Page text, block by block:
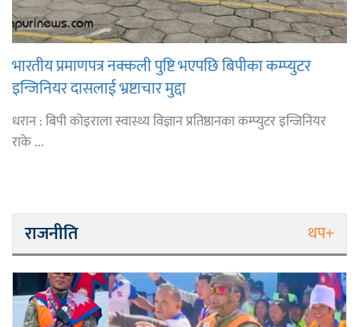
भारतीय प्रमाणपत्र नक्कली पुष्टि भएपछि बिपीका कम्प्युटर
इन्जिनियर दासलाई भ्रष्टाचार मुद्दा
धरान : बिपी कोइराला स्वास्थ्य विज्ञान प्रतिष्ठानका कम्प्युटर इन्जिनियर
राके ...
राजनीति थप+